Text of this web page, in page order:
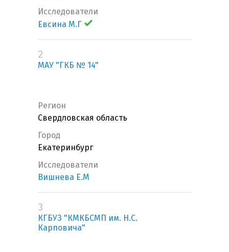
Исследователи
Евсина М.Г
2
МАУ "ГКБ № 14"
Регион
Свердловская область
Город
Екатеринбург
Исследователи
Вишнева Е.М
3
КГБУЗ "КМКБСМП им. Н.С.
Карповича"